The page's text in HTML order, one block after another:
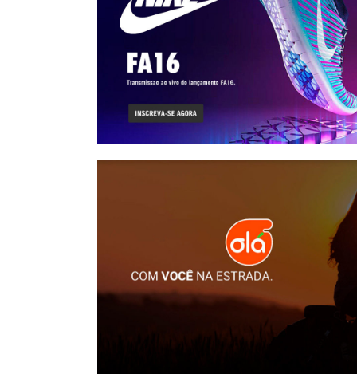
Nike
Rede Olá